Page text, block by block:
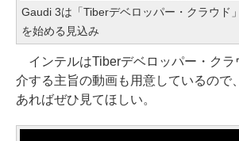
Gaudi 3は「Tiberデベロッパー・クラウド
を始める見込み
インテルはTiberデベロッパー・クラ
介する主旨の動画も用意しているので
あればぜひ見てほしい。